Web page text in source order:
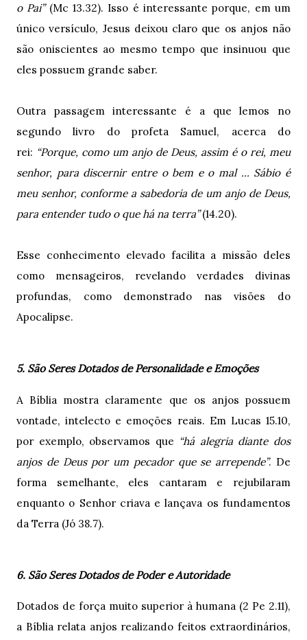
o Pai”(Mc 13.32). Isso é interessante porque, em um
único versículo, Jesus deixou claro que os anjos não
são oniscientes ao mesmo tempo que insinuou que
eles possuem grande saber.
Outra passagem interessante é a que lemos no
segundo livro do profeta Samuel, acerca do
rei: “Porque, como um anjo de Deus, assim é o rei, meu
senhor, para discernir entre o bem e o mal ... Sábio é
meu senhor, conforme a sabedoria de um anjo de Deus,
para entender tudo o que há na terra”(14.20).
Esse conhecimento elevado facilita a missão deles
como mensageiros, revelando verdades divinas
profundas, como demonstrado nas visões do
Apocalipse.
5. São Seres Dotados de Personalidade e Emoções
A Bíblia mostra claramente que os anjos possuem
vontade, intelecto e emoções reais. Em Lucas 15.10,
por exemplo, observamos que “há alegria diante dos
anjos de Deus por um pecador que se arrepende”. De
forma semelhante, eles cantaram e rejubilaram
enquanto o Senhor criava e lançava os fundamentos
da Terra (Jó 38.7).
6. São Seres Dotados de Poder e Autoridade
Dotados de força muito superior à humana (2 Pe 2.11),
a Bíblia relata anjos realizando feitos extraordinários,